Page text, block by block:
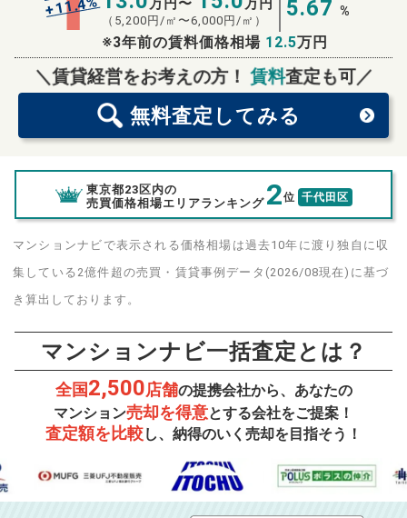
+11.4 万円〜 万円
（ 5,200 円/㎡〜6,000 円/㎡） 5.67 %
※3年前の賃料価格相場 12.5万円
＼賃貸経営をお考えの方！ 賃料査定も可／
無料査定 してみる
無料査定スタート！
東京都23区内の
売買価格相場エリアランキング 2位 千代田区
マンションナビで表示される価格相場は過去10年に渡り独自に収
集している2億件超の売買・賃貸事例データ(2026/08現在)に基づ
き算出しております。
マンションナビ一括査定とは？
全国2,500店舗の提携会社から、あなたの
マンション売却を得意とする会社をご提案！
査定額を比較し、納得のいく売却を目指そう！